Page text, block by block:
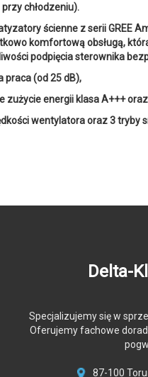
przy chłodzeniu).
ścienne z serii GREE
komfortową obsługą,
podpięcia sterownika
praca (od 25 dB),
zużycie energii klasa A+++
wentylatora oraz 3 tryby
Delta-
Specjalizujemy się w
Oferujemy fachowe
87-100